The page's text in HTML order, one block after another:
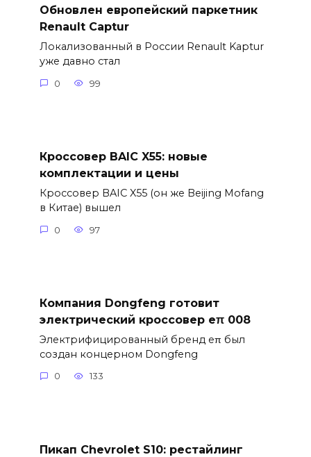
Обновлен европейский паркетник
Renault Captur
Локализованный в России Renault Kaptur
уже давно стал
0 99
Кроссовер BAIC X55: новые
комплектации и цены
Кроссовер BAIC X55 (он же Beijing Mofang
в Китае) вышел
0 97
Компания Dongfeng готовит
электрический кроссовер eπ 008
Электрифицированный бренд eπ был
создан концерном Dongfeng
0 133
Пикап Chevrolet S10: рестайлинг